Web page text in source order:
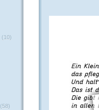
(10)
(58)